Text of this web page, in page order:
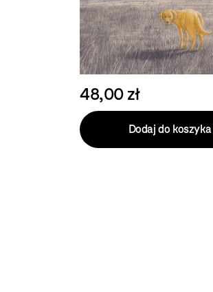
48,00 zł
Dodaj do koszyka